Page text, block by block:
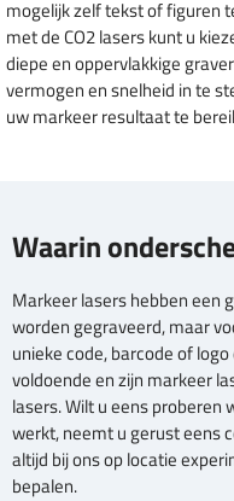
mogelijk zelf tekst of figuren
met de CO2 lasers kunt u
diepe en oppervlakkige
vermogen en snelheid in te
uw markeer resultaat te
Waarin
Markeer lasers hebben een
worden gegraveerd, maar
unieke code, barcode of
voldoende en zijn markeer
lasers. Wilt u eens
werkt, neemt u gerust eens
altijd bij ons op locatie
bepalen.